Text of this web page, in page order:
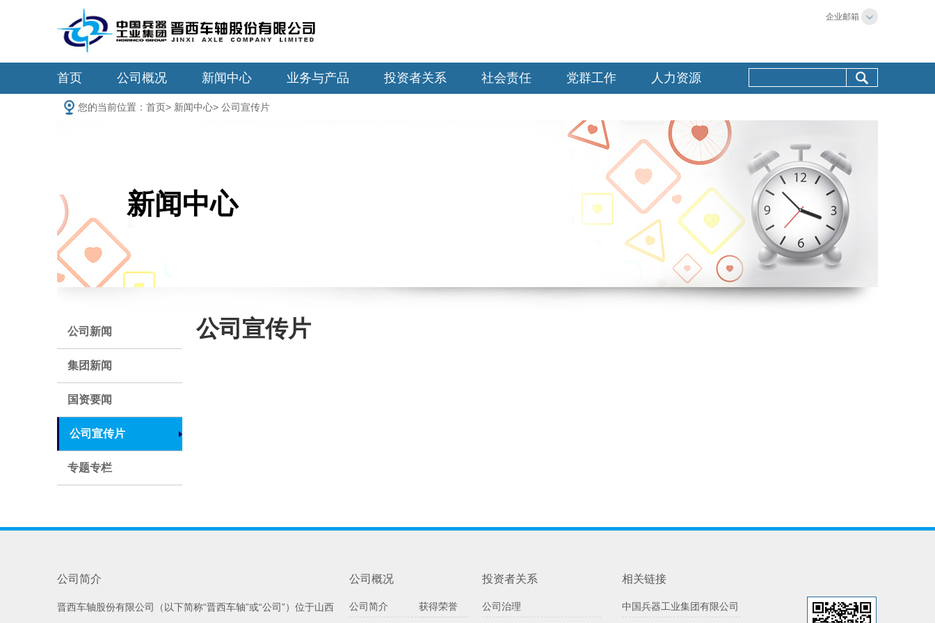
企业邮箱
首页 公司概况 新闻中心 业务与产品 投资者关系 社会责任 党群工作 人力资源
您的当前位置： 首页> 新闻中心> 公司宣传片
新闻中心
公司新闻
集团新闻
国资要闻
公司宣传片
专题专栏
公司宣传片